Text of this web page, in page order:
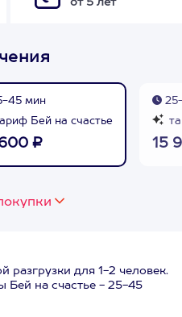
от 5 лет
45 мин
Бей на счастье
₽ 15
разгрузки для 1-2 человек.
Бей на счастье - 25-45